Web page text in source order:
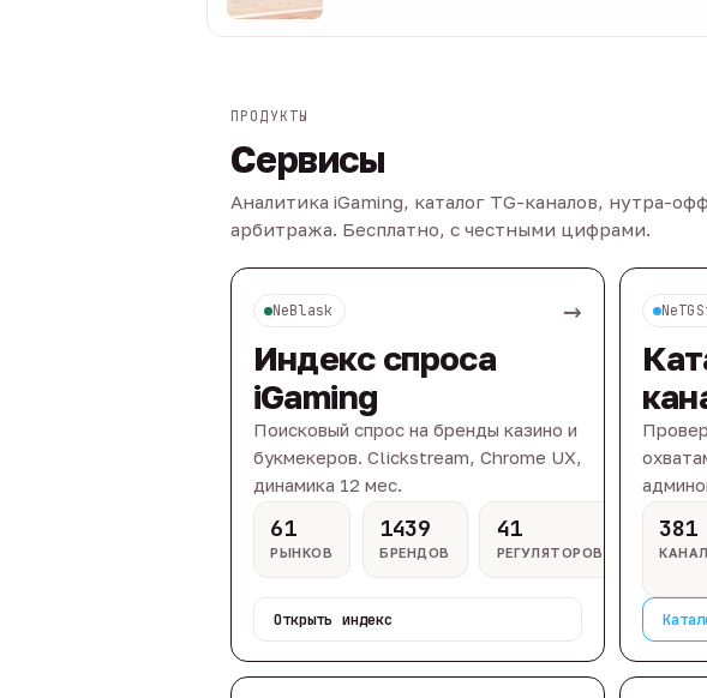
ПРОДУКТЫ
Сервисы
Аналитика iGaming, каталог TG-каналов, нутра-
арбитража. Бесплатно, с честными цифрами.
NeBlask →
Индекс спроса
iGaming
Поисковый спрос на бренды казино и
букмекеров. Clickstream, Chrome UX,
динамика 12 мес.
61
РЫНКОВ
1439
БРЕНДОВ
41
РЕГУЛЯТОРОВ
Открыть индекс
381